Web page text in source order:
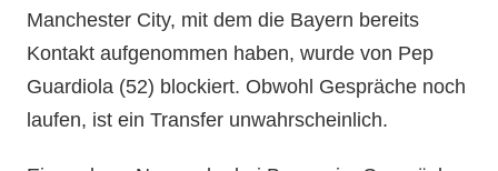
Manchester City, mit dem die Bayern bereits
Kontakt aufgenommen haben, wurde von Pep
Guardiola (52) blockiert. Obwohl Gespräche noch
laufen, ist ein Transfer unwahrscheinlich.